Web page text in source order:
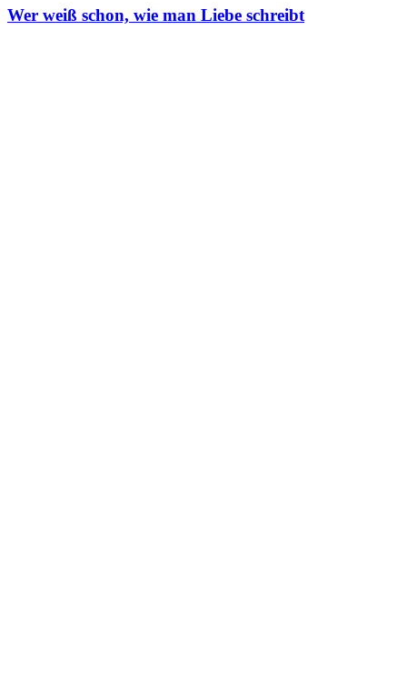
Wer weiß schon, wie man Liebe schreibt